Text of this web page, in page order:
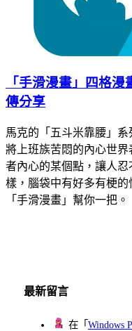
「手滑漫畫」四格
傳分享
馬克的「五斗米靠腰」
將上班族苦悶的內心世
者內心的某個點，讓人
樣，腦袋中有好多有梗
「手滑漫畫」幫你一把
最新留言
在「Windows